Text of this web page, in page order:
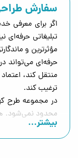
سفارش
اگر برای معرفی
تبلیغاتی حرفه‌ای
مؤثرترین و
حرفه‌ای می‌تواند
منتقل کند،
ترغیب کند.
در مجموعه طرح
محدود نمی‌شود.
ظاهر حرفه‌ای،
برند و اثرگذاری
بیشتر...